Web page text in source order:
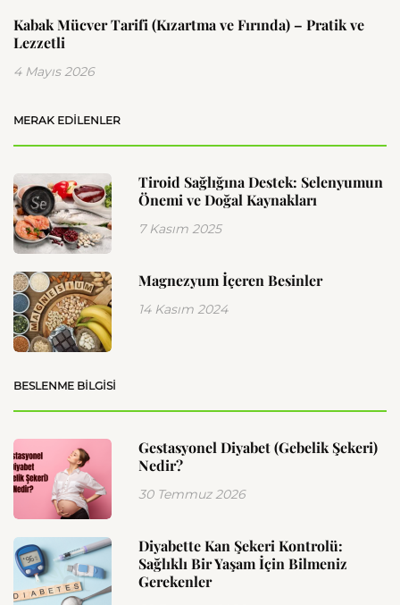
Kabak Mücver Tarifi (Kızartma ve Fırında) – Pratik ve
Lezzetli
4 Mayıs 2026
MERAK EDILENLER
Tiroid Sağlığına Destek: Selenyumun
Önemi ve Doğal Kaynakları
7 Kasım 2025
Magnezyum İçeren Besinler
14 Kasım 2024
BESLENME BILGISI
Gestasyonel Diyabet (Gebelik Şekeri)
Nedir?
30 Temmuz 2026
Diyabette Kan Şekeri Kontrolü:
Sağlıklı Bir Yaşam İçin Bilmeniz
Gerekenler